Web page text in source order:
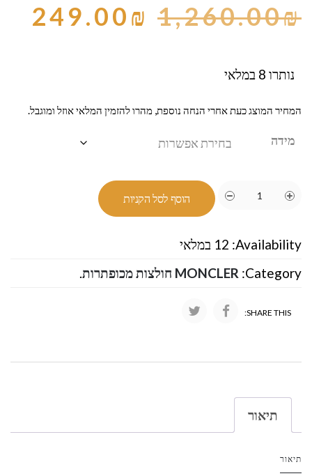
1,260.00₪
249.00₪
נותרו 8 במלאי
המחיר המוצג כעת אחרי הנחה נוספת, מהרו להזמין המלאי אוזל ומוגבל.
מידה
הוסף לסל הקניות
Availability: 12 במלאי
Category: MONCLER חולצות מכופתרות .
SHARE THIS:
תיאור
תיאור